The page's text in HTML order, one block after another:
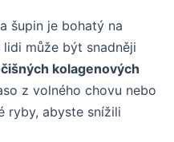
šupin je bohatý na
může být snadněji
kolagenových
z volného chovu nebo
ryby, abyste snížili